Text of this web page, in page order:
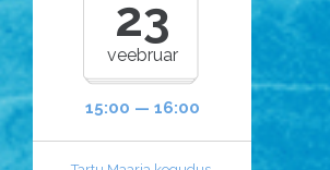
23
veebruar
15:00 — 16:00